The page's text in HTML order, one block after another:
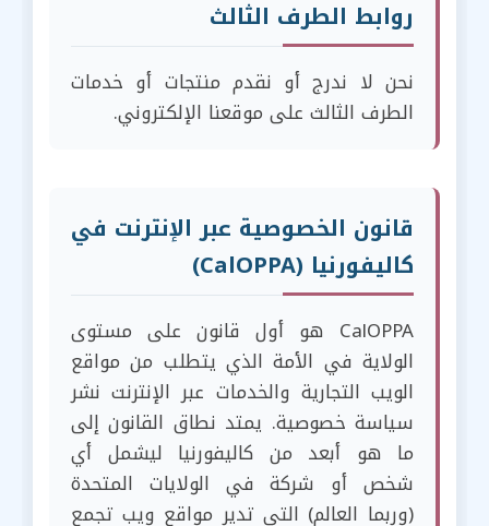
روابط الطرف الثالث
نحن لا ندرج أو نقدم منتجات أو خدمات
الطرف الثالث على موقعنا الإلكتروني.
قانون الخصوصية عبر الإنترنت في
كاليفورنيا (CalOPPA)
CalOPPA هو أول قانون على مستوى
الولاية في الأمة الذي يتطلب من مواقع
الويب التجارية والخدمات عبر الإنترنت نشر
سياسة خصوصية. يمتد نطاق القانون إلى
ما هو أبعد من كاليفورنيا ليشمل أي
شخص أو شركة في الولايات المتحدة
(وربما العالم) التي تدير مواقع ويب تجمع